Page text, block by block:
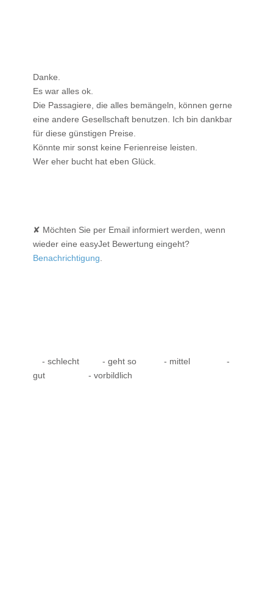
Danke.
Es war alles ok.
Die Passagiere, die alles bemängeln, können gerne
eine andere Gesellschaft benutzen. Ich bin dankbar
für diese günstigen Preise.
Könnte mir sonst keine Ferienreise leisten.
Wer eher bucht hat eben Glück.
✘ Möchten Sie per Email informiert werden, wenn
wieder eine easyJet Bewertung eingeht?
Benachrichtigung
- schlecht - geht so - mittel
-
gut
- vorbildlich